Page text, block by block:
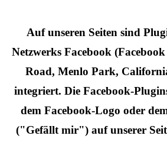
Auf unseren Seiten sind
Netzwerks Facebook
Road, Menlo Park,
integriert. Die Facebook-
dem Facebook-Logo oder
("Gefällt mir") auf unserer